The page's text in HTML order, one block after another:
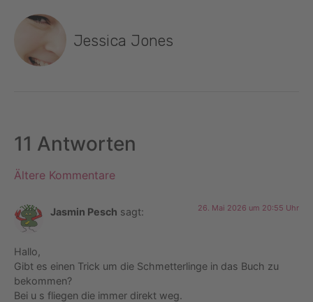
Jessica Jones
11 Antworten
Ältere Kommentare
Jasmin Pesch sagt: 26. Mai 2026 um 20:55 Uhr
Hallo,
Gibt es einen Trick um die Schmetterlinge in das Buch zu
bekommen?
Bei u s fliegen die immer direkt weg.